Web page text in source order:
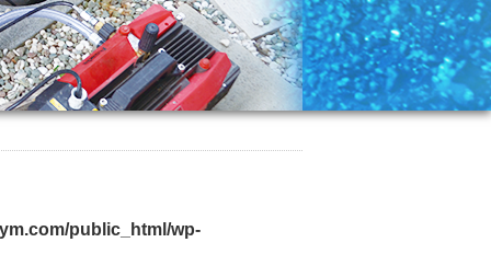
public_html/wp-